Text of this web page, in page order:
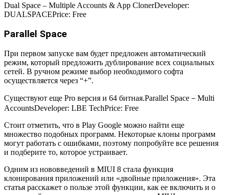
Dual Space – Multiple Accounts & App ClonerDeveloper:
DUALSPACEPrice: Free
Parallel Space
При первом запуске вам будет предложен автоматический
режим, который предложить дублирование всех социальных
сетей. В ручном режиме выбор необходимого софта
осуществляется через “+”.
Существуют еще Pro версия и 64 битная.Parallel Space－Multi
AccountsDeveloper: LBE TechPrice: Free
Стоит отметить, что в Play Google можно найти еще
множество подобных программ. Некоторые клоны программ
могут работать с ошибками, поэтому попробуйте все решения
и подберите то, которое устраивает.
Одним из нововведений в MIUI 8 стала функция
клонирования приложений или «двойные приложения». Эта
статья расскажет о пользе этой функции, как ее включить и о